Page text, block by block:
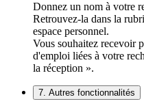
Donnez un nom à votre
Retrouvez-la dans la
espace personnel.
Vous souhaitez recevoir
d'emploi liées à votre
la réception ».
7. Autres fonctionnalités